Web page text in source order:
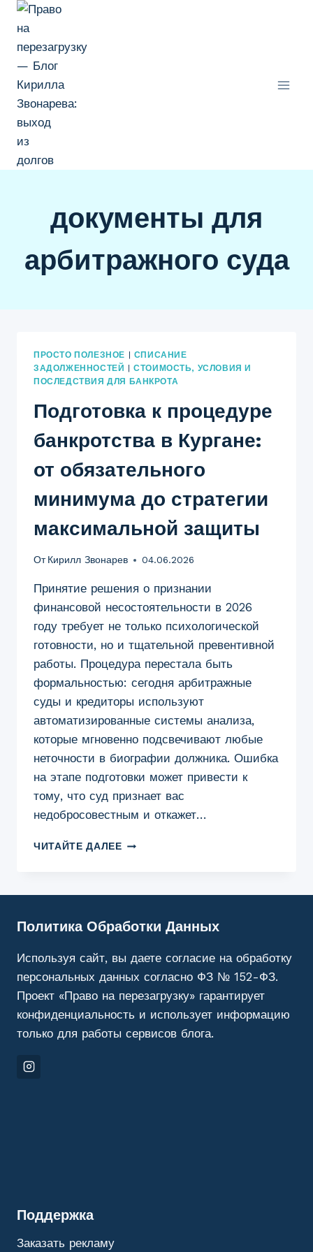
Перейти
содержимому
документы для
арбитражного суда
ПРОСТО ПОЛЕЗНОЕ
СПИСАНИЕ
ЗАДОЛЖЕННОСТЕЙ
|СТОИМОСТЬ, УСЛОВИЯ И
ПОСЛЕДСТВИЯ ДЛЯ БАНКРОТА
Подготовка к процедуре
банкротства в Кургане:
от обязательного
минимума до стратегии
максимальной защиты
От Кирилл Звонарев 04.06.2026
Принятие решения о признании
финансовой несостоятельности в 2026
году требует не только психологической
готовности, но и тщательной превентивной
работы. Процедура перестала быть
формальностью: сегодня арбитражные
суды и кредиторы используют
автоматизированные системы анализа,
которые мгновенно подсвечивают любые
неточности в биографии должника. Ошибка
на этапе подготовки может привести к
тому, что суд признает вас
недобросовестным и откажет…
ЧИТАЙТЕ ДАЛЕЕПОДГОТОВКА
ОТ
МИНИМУМА
ДО
МАКСИМАЛЬНОЙ
ЗАЩИТЫ
Политика Обработки Данных
Используя сайт, вы даете согласие на обработку
персональных данных согласно ФЗ № 152-ФЗ.
Проект «Право на перезагрузку» гарантирует
конфиденциальность и использует информацию
только для работы сервисов блога.
Поддержка
Заказать рекламу